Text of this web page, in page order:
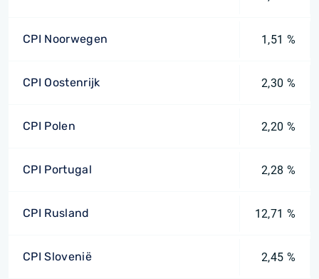
CPI Noorwegen 1,51 %
CPI Oostenrijk 2,30 %
CPI Polen 2,20 %
CPI Portugal 2,28 %
CPI Rusland 12,71 %
CPI Slovenië 2,45 %